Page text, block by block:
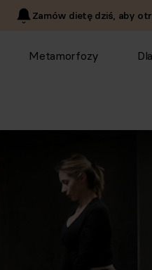
Zamów dietę dziś, aby
Metamorfozy